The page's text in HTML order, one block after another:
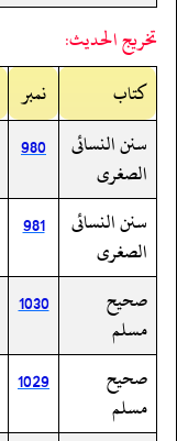
تخريج الحديث:
کتاب
نمبر
سنن النسائى
الصغرى
980
سنن النسائى
الصغرى
981
صحيح
مسلم
1030
صحيح
مسلم
1029